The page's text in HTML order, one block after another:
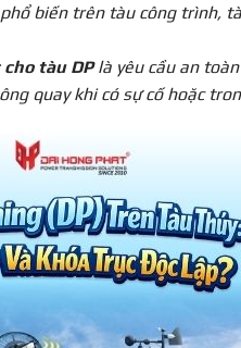
biến trên tàu công trình,
tàu DPlà yêu cầu an
quay khi có sự cố hoặc